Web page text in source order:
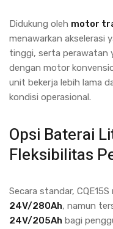
Didukung oleh motor
menawarkan akselerasi
tinggi, serta perawatan
dengan motor
unit bekerja lebih lama
kondisi operasional.
Opsi Baterai
Fleksibilitas
Secara standar,
24V/280Ah, namun
24V/205Ah bagi